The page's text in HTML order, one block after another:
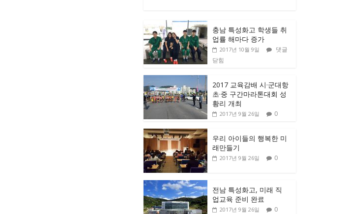
충남 특성화고 학생들 취
업률 해마다 증가
2017년 10월 9일
댓글
닫힘
2017 교육감배 시·군대항
초·중 구간마라톤대회 성
황리 개최
2017년 9월 26일 0
우리 아이들의 행복한 미
래만들기
2017년 9월 26일 0
전남 특성화고, 미래 직
업교육 준비 완료
2017년 9월 26일 0